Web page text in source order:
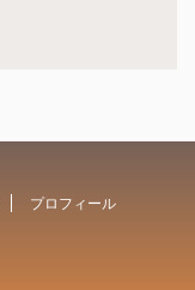
プロフィール